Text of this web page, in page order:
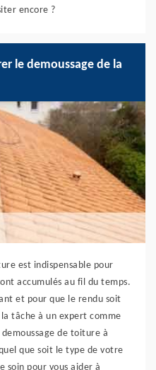
encore ?
le demoussage de la
est indispensable pour
accumulés au fil du temps.
et pour que le rendu soit
tâche à un expert comme
de toiture à
que soit le type de votre
soin pour vous aider à